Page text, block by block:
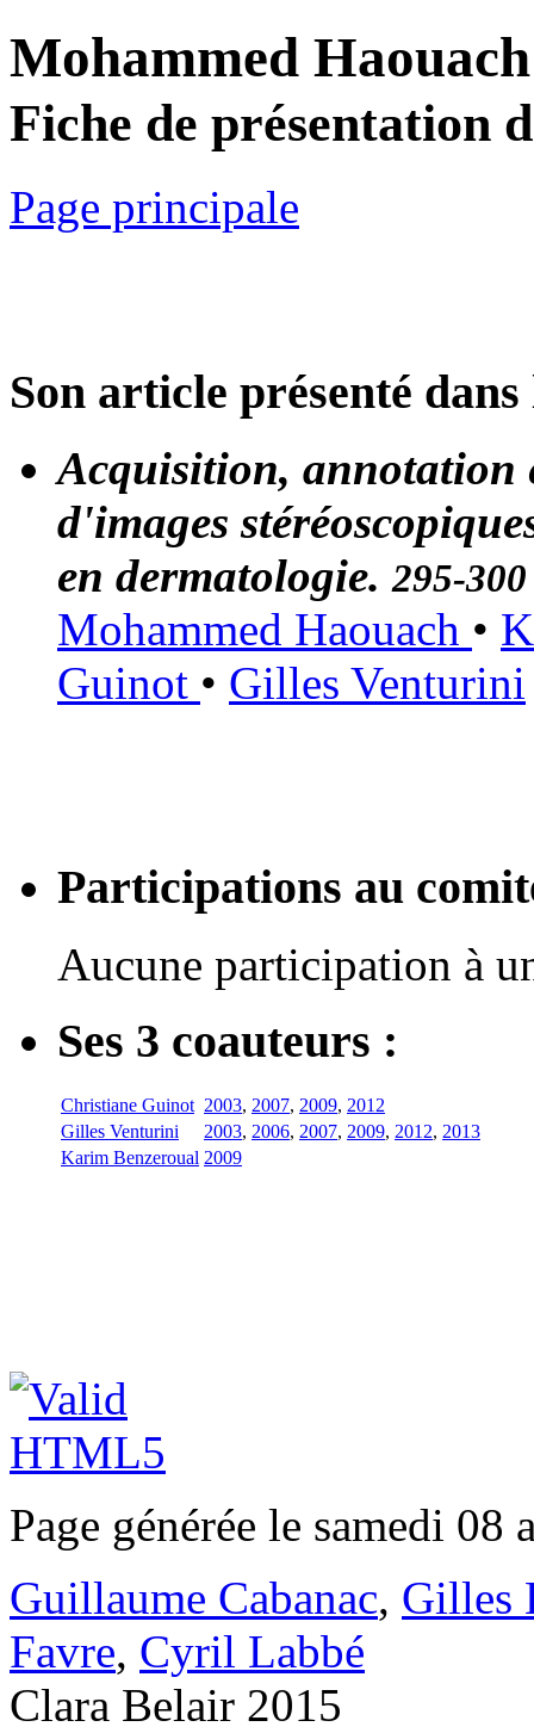
Mohammed Haouach
Fiche de présentation
Page principale
Son article présenté
Acquisition, annotation
d'images
en dermatologie.295-300
Mohammed Haouach •
Guinot • Gilles Venturini
Participations au
Aucune participation à
Ses 3 coauteurs :
Christiane Guinot 2003, 2007, 2009, 2012
Gilles Venturini
2003, 2006, 2007, 2009, 2012, 2013
Karim Benzeroual 2009
Page générée le samedi
Guillaume Cabanac, Gilles
Favre, Cyril Labbé
Clara Belair 2015